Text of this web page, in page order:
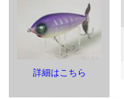
詳細はこちら